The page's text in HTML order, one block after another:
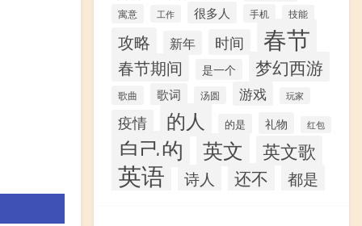
寓意 工作 很多人 手机 技能
攻略 新年 时间 春节
春节期间 是一个 梦幻西游
歌曲 歌词 汤圆 游戏 玩家
疫情 的人 的是 礼物 红包
自己的 英文 英文歌
英语 诗人 还不 都是